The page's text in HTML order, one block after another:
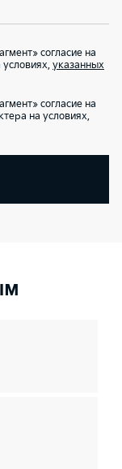
согласие на
указанных
согласие на
на условиях,